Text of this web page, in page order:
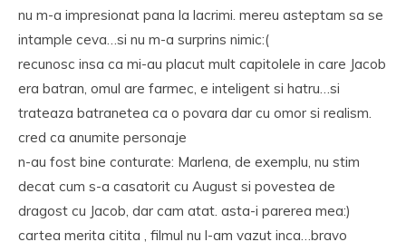
nu m-a impresionat pana la lacrimi. mereu asteptam sa se
intample ceva…si nu m-a surprins nimic:(
recunosc insa ca mi-au placut mult capitolele in care Jacob
era batran, omul are farmec, e inteligent si hatru…si
trateaza batranetea ca o povara dar cu omor si realism.
cred ca anumite personaje
n-au fost bine conturate: Marlena, de exemplu, nu stim
decat cum s-a casatorit cu August si povestea de
dragost cu Jacob, dar cam atat. asta-i parerea mea:)
cartea merita citita , filmul nu l-am vazut inca…bravo